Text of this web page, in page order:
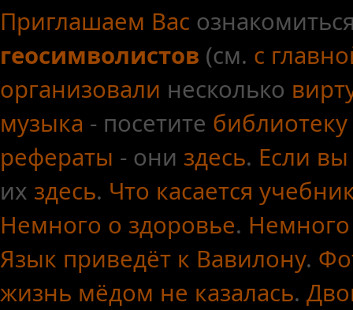
Приглашаем Вас
геосимволистов (см. с
организовали несколько
музыка - посетите
рефераты - они здесь. Если
их здесь. Что касается
Немного о здоровье.
Язык приведёт к Вавилону.
жизнь мёдом не казалась.